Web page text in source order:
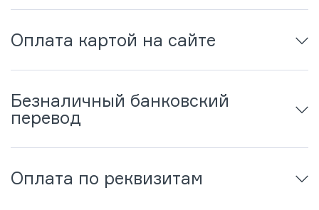
Оплата картой на сайте
Безналичный банковский
перевод
Оплата по реквизитам